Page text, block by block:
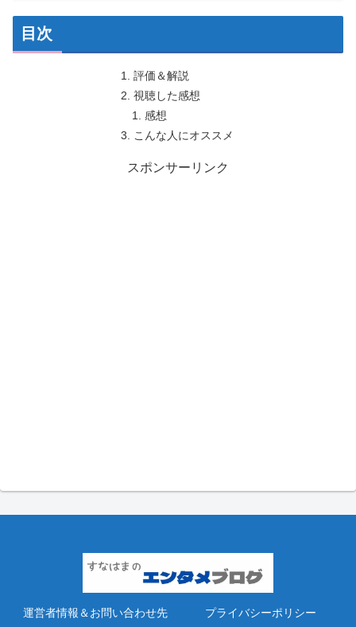
目次
評価＆解説
視聴した感想
感想
こんな人にオススメ
スポンサーリンク
運営者情報＆お問い合わせ先 プライバシーポリシー